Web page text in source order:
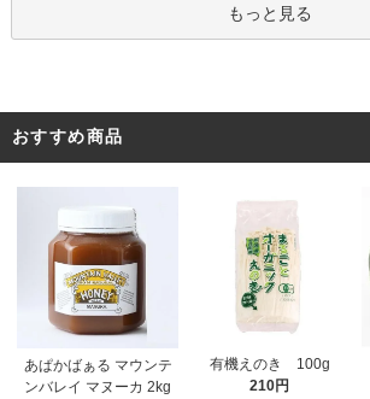
もっと見る
おすすめ商品
あぱかばぁる マウンテ
ンバレイ マヌーカ 2kg
有機えのき 100g
210円